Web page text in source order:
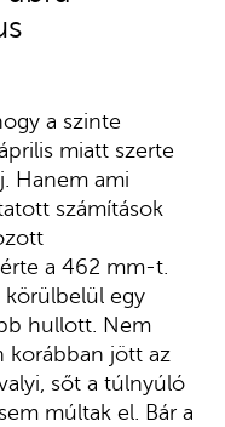
a szinte
miatt szerte
Hanem ami
számítások
a 462 mm-t.
körülbelül egy
hullott. Nem
korábban jött az
sőt a túlnyúló
múltak el. Bár a